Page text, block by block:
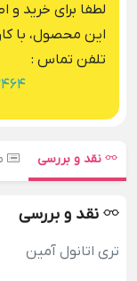
لطفا برای خرید
این محصول، با
تلفن تماس :
نقد و بررسی
نقد و بررسی
تری اتانول آمین